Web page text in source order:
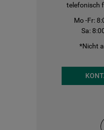
telefonisch
Mo -Fr:
Sa:
*Nicht